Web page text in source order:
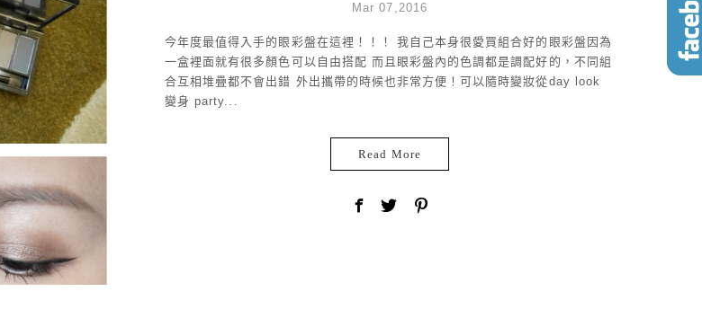
Mar 07,2016
今年度最值得入手的眼彩盤在這裡！！！ 我自己本身很愛買組合好的眼彩盤因為
一盒裡面就有很多顏色可以自由搭配 而且眼彩盤內的色調都是調配好的，不同組
合互相堆疊都不會出錯 外出攜帶的時候也非常方便！可以隨時變妝從day look
變身 party...
Read More